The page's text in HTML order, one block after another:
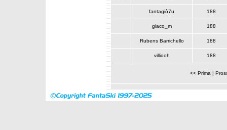
fantagiò7u 188
giaco_m 188
Rubens Barrichello 188
villiooh 188
<< Prima |